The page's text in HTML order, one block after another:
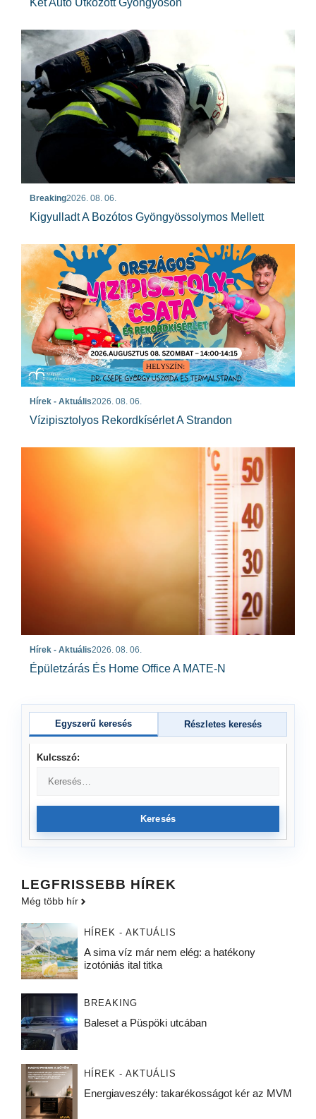
Két Autó Ütközött Gyöngyösön
Breaking2026. 08. 06.
Kigyulladt A Bozótos Gyöngyössolymos Mellett
Hírek - Aktuális2026. 08. 06.
Vízipisztolyos Rekordkísérlet A Strandon
Hírek - Aktuális2026. 08. 06.
Épületzárás És Home Office A MATE-N
Egyszerű keresés Részletes keresés
Kulcsszó:
Keresés
LEGFRISSEBB HÍREK
Még több hír
HÍREK - AKTUÁLIS
A sima víz már nem elég: a hatékony
izotóniás ital titka
BREAKING
Baleset a Püspöki utcában
HÍREK - AKTUÁLIS
Energiaveszély: takarékosságot kér az MVM